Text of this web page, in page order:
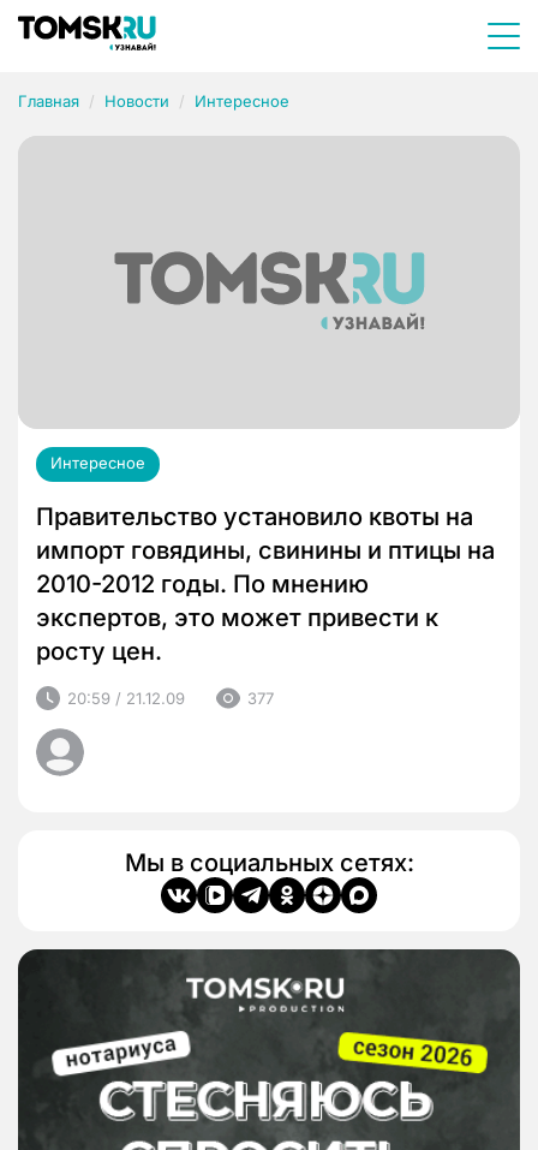
Главная Новости Интересное
Интересное
Правительство установило квоты на
импорт говядины, свинины и птицы на
2010-2012 годы. По мнению
экспертов, это может привести к
росту цен.
20:59 / 21.12.09 377
Мы в социальных сетях: